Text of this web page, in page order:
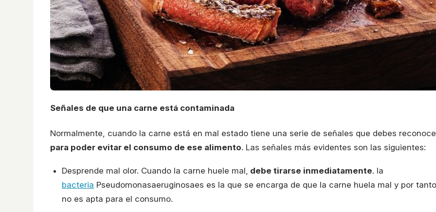
Señales de que una carne está contaminada
Normalmente, cuando la carne está en mal estado tiene una serie de señales que debes
para poder evitar el consumo de ese alimento. Las señales más evidentes son las siguientes:
Desprende mal olor. Cuando la carne huele mal, debe tirarse inmediatamente. la
bacteria Pseudomonasaeruginosaes es la que se encarga de que la carne huela mal y por
no es apta para el consumo.